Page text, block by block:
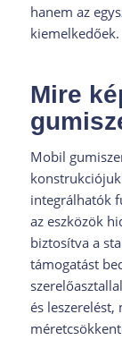
hanem az
kiemelkedőek.
Mire
Mobil
integrálhatók
az eszközök
biztosítva a
támogatást
és